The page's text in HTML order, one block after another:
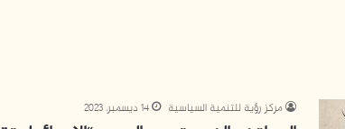
مركز رؤية للتنمية السياسية 14 ديسمبر، 2023